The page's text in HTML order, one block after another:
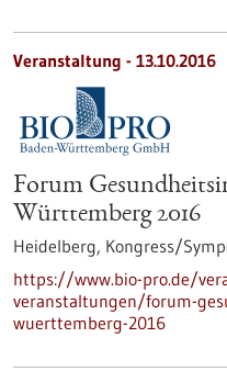
Veranstaltung - 13.10.2016
Forum
Württemberg 2016
Heidelberg, Kongress/
https://www.bio-pro.de/
veranstaltungen/forum-
wuerttemberg-2016